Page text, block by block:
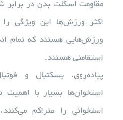
مقاومت اسکلت بدن در برابر
اکثر ورزش‌ها این ویژگی را
ورزش‌هایی هستند که تمام
استقامتی هستند.
پیاده‌روی، بسکتبال و
استخوان‌ها بسیار با
استخوانی را متراکم